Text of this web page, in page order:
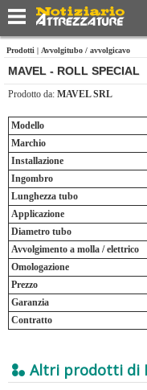
Prodotti | Avvolgitubo / avvolgicavo
MAVEL - ROLL SPECIAL
Prodotto da: MAVEL SRL
Modello
Marchio
Installazione
Ingombro
Lunghezza tubo
Applicazione
Diametro tubo
Avvolgimento a molla / elettrico
Omologazione
Prezzo
Garanzia
Contratto
Altri prodotti di